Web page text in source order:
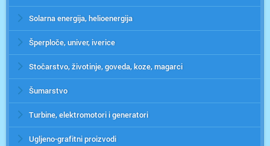
Solarna energija, helioenergija
Šperploče, univer, iverice
Stočarstvo, životinje, goveda, koze, magarci
Šumarstvo
Turbine, elektromotori i generatori
Ugljeno-grafitni proizvodi